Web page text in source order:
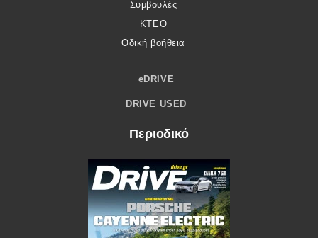
Συμβουλές
ΚΤΕΟ
Οδική βοήθεια
eDRIVE
DRIVE USED
Περιοδικό